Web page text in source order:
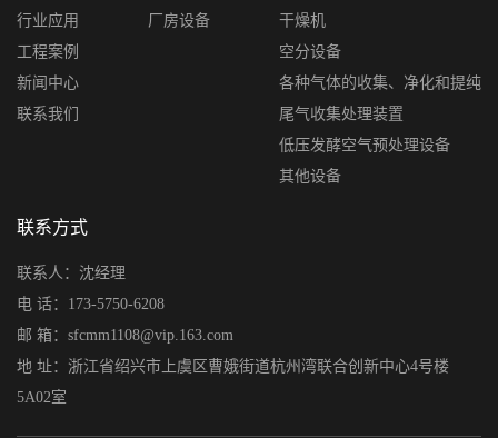
行业应用
工程案例
新闻中心
联系我们
厂房设备
干燥机
空分设备
各种气体的收集、净化和提纯
尾气收集处理装置
低压发酵空气预处理设备
其他设备
联系方式
联系人：沈经理
电 话：173-5750-6208
邮 箱：sfcmm1108@vip.163.com
地 址：浙江省绍兴市上虞区曹娥街道杭州湾联合创新中心4号楼
5A02室